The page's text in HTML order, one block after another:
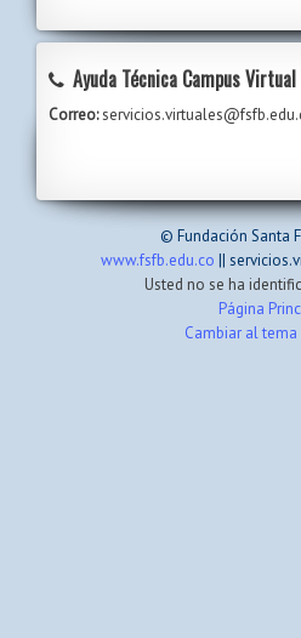
Ayuda Técnica Campus Virtual
Correo:
© Fundación Santa
www.fsfb.edu.co ||
Usted no se ha
Página
Cambiar al